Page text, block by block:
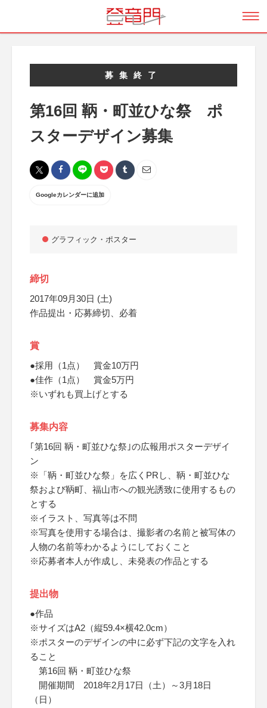
募集終了
第16回 鞆・町並ひな祭 ポ
スターデザイン募集
Googleカレンダーに追加
グラフィック・ポスター
締切
2017年09月30日 (土)
作品提出・応募締切、必着
賞
●採用（1点） 賞金10万円
●佳作（1点） 賞金5万円
※いずれも買上げとする
募集内容
｢第16回 鞆・町並ひな祭｣の広報用ポスターデザイ
ン
※「鞆・町並ひな祭」を広くPRし、鞆・町並ひな
祭および鞆町、福山市への観光誘致に使用するもの
とする
※イラスト、写真等は不問
※写真を使用する場合は、撮影者の名前と被写体の
人物の名前等わかるようにしておくこと
※応募者本人が作成し、未発表の作品とする
提出物
●作品
※サイズはA2（縦59.4×横42.0cm）
※ポスターのデザインの中に必ず下記の文字を入れ
ること
第16回 鞆・町並ひな祭
開催期間 2018年2月17日（土）～3月18日
（日）